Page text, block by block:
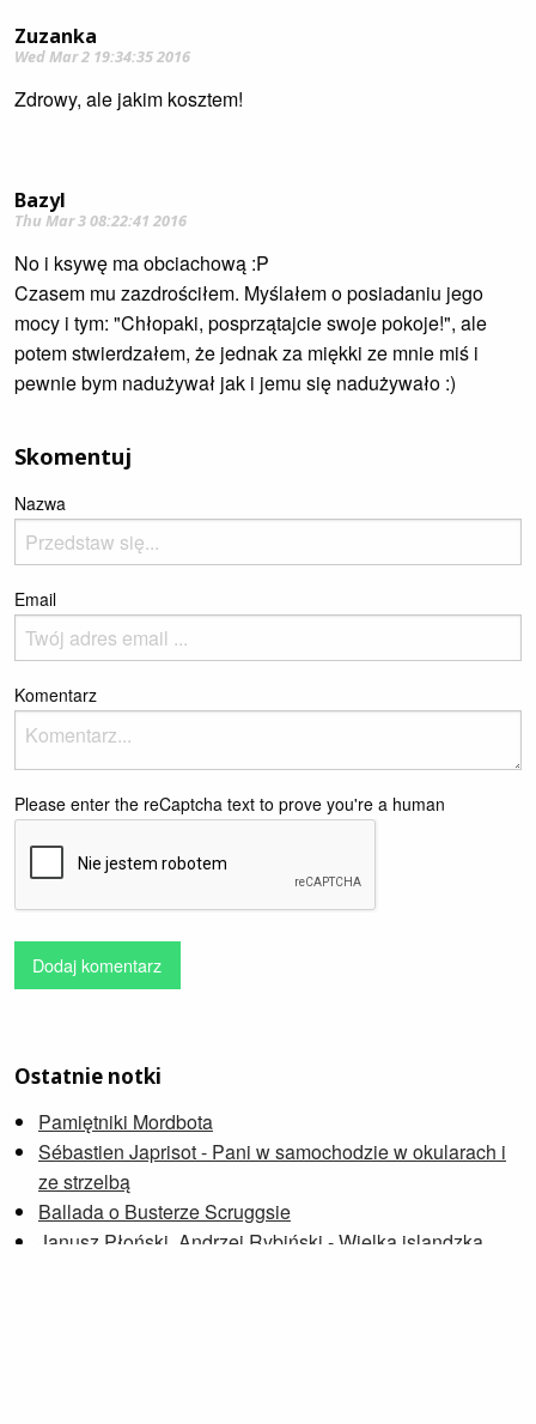
Zuzanka
Wed Mar 2 19:34:35 2016
Zdrowy, ale jakim kosztem!
Bazyl
Thu Mar 3 08:22:41 2016
No i ksywę ma obciachową :P
Czasem mu zazdrościłem. Myślałem o posiadaniu jego
mocy i tym: "Chłopaki, posprzątajcie swoje pokoje!", ale
potem stwierdzałem, że jednak za miękki ze mnie miś i
pewnie bym nadużywał jak i jemu się nadużywało :)
Skomentuj
Nazwa
Email
Komentarz
Please enter the reCaptcha text to prove you're a human
Dodaj komentarz
Ostatnie notki
Pamiętniki Mordbota
Sébastien Japrisot - Pani w samochodzie w okularach i
ze strzelbą
Ballada o Busterze Scruggsie
Janusz Płoński, Andrzej Rybiński - Wielka islandzka